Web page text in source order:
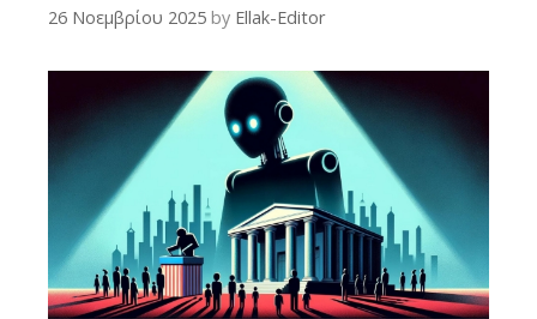
26 Νοεμβρίου 2025 by Ellak-Editor